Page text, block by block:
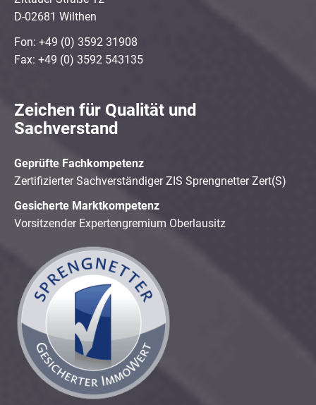
D-02681 Wilthen
Fon: +49 (0) 3592 31908
Fax: +49 (0) 3592 543135
Zeichen für Qualität und
Sachverstand
Geprüfte Fachkompetenz
Zertifizierter Sachverständiger ZIS Sprengnetter Zert(S)
Gesicherte Marktkompetenz
Vorsitzender Expertengremium Oberlausitz